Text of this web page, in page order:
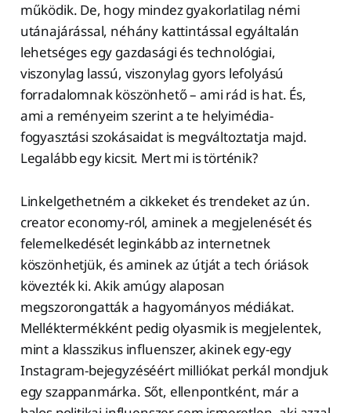
működik. De, hogy mindez gyakorlatilag némi
utánajárással, néhány kattintással egyáltalán
lehetséges egy gazdasági és technológiai,
viszonylag lassú, viszonylag gyors lefolyású
forradalomnak köszönhető – ami rád is hat. És,
ami a reményeim szerint a te helyimédia-
fogyasztási szokásaidat is megváltoztatja majd.
Legalább egy kicsit. Mert mi is történik?
Linkelgethetném a cikkeket és trendeket az ún.
creator economy-ról, aminek a megjelenését és
felemelkedését leginkább az internetnek
köszönhetjük, és aminek az útját a tech óriások
kövezték ki. Akik amúgy alaposan
megszorongatták a hagyományos médiákat.
Melléktermékként pedig olyasmik is megjelentek,
mint a klasszikus influenszer, akinek egy-egy
Instagram-bejegyzéséért milliókat perkál mondjuk
egy szappanmárka. Sőt, ellenpontként, már a